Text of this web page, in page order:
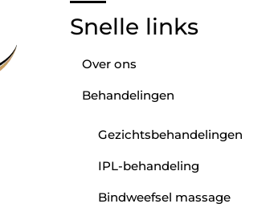
Snelle links
Over ons
Behandelingen
Gezichtsbehandelingen
IPL-behandeling
Bindweefsel massage